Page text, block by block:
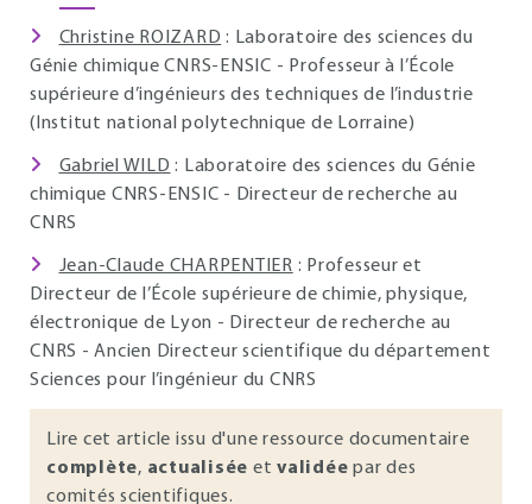
Christine ROIZARD : Laboratoire des sciences du
Génie chimique CNRS-ENSIC - Professeur à l’École
supérieure d’ingénieurs des techniques de l’industrie
(Institut national polytechnique de Lorraine)
Gabriel WILD : Laboratoire des sciences du Génie
chimique CNRS-ENSIC - Directeur de recherche au
CNRS
Jean-Claude CHARPENTIER : Professeur et
Directeur de l’École supérieure de chimie, physique,
électronique de Lyon - Directeur de recherche au
CNRS - Ancien Directeur scientifique du département
Sciences pour l’ingénieur du CNRS
Lire cet article issu d'une ressource documentaire
complète, actualisée et validée par des
comités scientifiques.